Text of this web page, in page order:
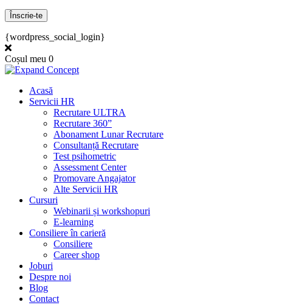
{wordpress_social_login}
Coșul meu 0
Acasă
Servicii HR
Recrutare ULTRA
Recrutare 360”
Abonament Lunar Recrutare
Consultanță Recrutare
Test psihometric
Assessment Center
Promovare Angajator
Alte Servicii HR
Cursuri
Webinarii și workshopuri
E-learning
Consiliere în carieră
Consiliere
Career shop
Joburi
Despre noi
Blog
Contact